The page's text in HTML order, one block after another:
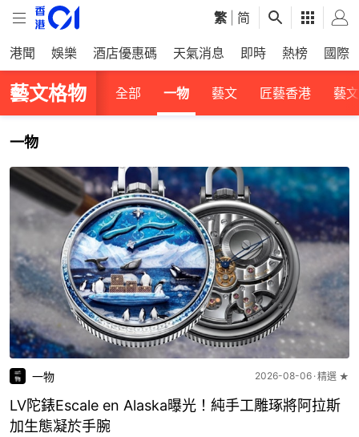
繁 简
港聞 娛樂 酒店優惠碼 天氣消息 即時 熱榜 國際
藝文格物 全部 一物 藝文 匠藝香港 藝
一物
一物 2026-08-06 精選 ★
LV陀錶Escale en Alaska曝光！純手工雕琢將阿拉斯
加生態凝於手腕